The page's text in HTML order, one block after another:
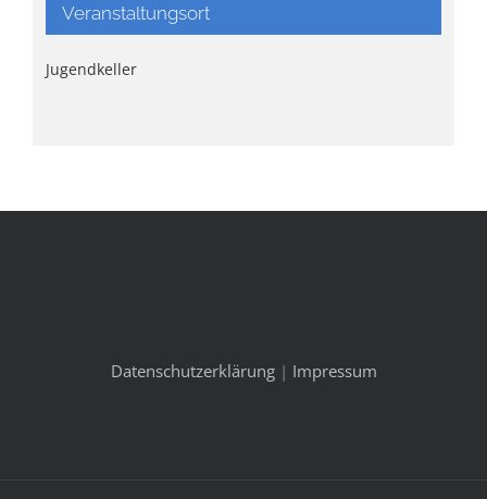
Veranstaltungsort
Jugendkeller
Datenschutzerklärung| Impressum